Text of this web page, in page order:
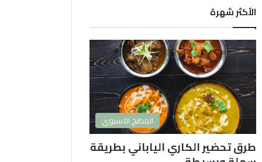
ك
و
ر
ي
ة
2
0
2
4
و
ا
ك
الأكثر شهرة
المطبخ الآسيوي
طرق تحضير الكاري الياباني بطريقة